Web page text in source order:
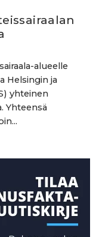
alueelle
Helsingin ja
yhteinen
Yhteensä